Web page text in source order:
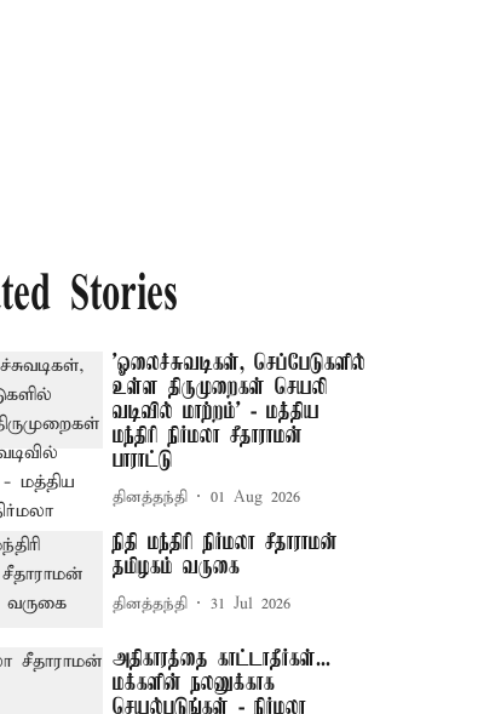
Stories
'ஓலைச்சுவடிகள், செப்பேடுகளில்
உள்ள திருமுறைகள் செயலி
வடிவில் மாற்றம்' - மத்திய
மந்திரி நிர்மலா சீதாராமன்
பாராட்டு
தினத்தந்தி 01 Aug 2026
நிதி மந்திரி நிர்மலா சீதாராமன்
தமிழகம் வருகை
தினத்தந்தி 31 Jul 2026
அதிகாரத்தை காட்டாதீர்கள்...
மக்களின் நலனுக்காக
செயல்படுங்கள் - நிர்மலா